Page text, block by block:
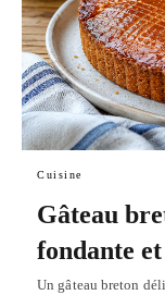
Cuisine
Gâteau
fondante
Un gâteau breton